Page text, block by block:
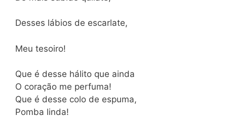
Desses lábios de escarlate,
Meu tesoiro!
Que é desse hálito que ainda
O coração me perfuma!
Que é desse colo de espuma,
Pomba linda!